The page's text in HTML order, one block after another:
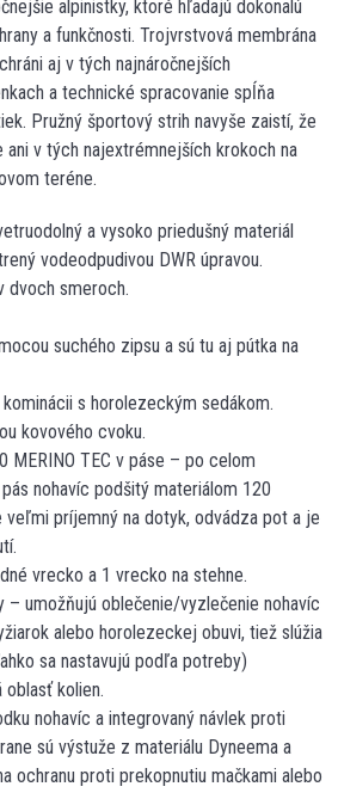
alpinistky, ktoré hľadajú dokonalú
a funkčnosti. Trojvrstvová membrána
aj v tých najnáročnejších
a technické spracovanie spĺňa
Pružný športový strih navyše zaistí, že
ani v tých najextrémnejších krokoch na
teréne.
a vysoko priedušný materiál
vodeodpudivou DWR úpravou.
dvoch smeroch.
suchého zipsu a sú tu aj pútka na
s horolezeckým sedákom.
kovového cvoku.
MERINO TEC v páse – po celom
nohavíc podšitý materiálom 120
veľmi príjemný na dotyk, odvádza pot a je
vrecko a 1 vrecko na stehne.
umožňujú oblečenie/vyzlečenie nohavíc
alebo horolezeckej obuvi, tiež slúžia
sa nastavujú podľa potreby)
oblasť kolien.
nohavíc a integrovaný návlek proti
sú výstuže z materiálu Dyneema a
ochranu proti prekopnutiu mačkami alebo